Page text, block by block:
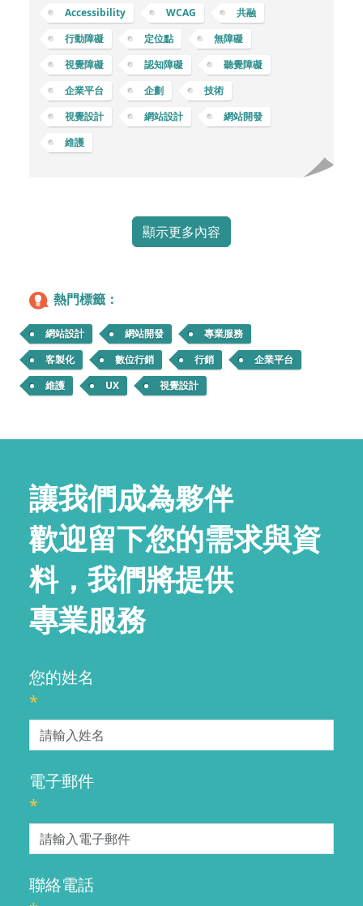
各種能力和需求，確保所有使用者都能夠獲得相
同的信息和功能，而不受到身體、技能或技術限
制的影響。 無障礙網站設計的一些特點和原則包
括： 可訪問性 (Accessibility)確保網站的所有內
容和功能都可以被各種使用者所訪問，包括殘障
人士、老年人、不同語言和文化背景的使用者
等。舉例像是提供清晰的文字描述給視障人士的
圖像，使用可以放大的字體和對比度高的顏
Accessibility WCAG
共融
行動障礙
定位點
無障礙
視覺障礙
認知障礙
聽覺障礙
企業平台
企劃
技術
視覺設計
網站設計
網站開發
維護
顯示更多內容
熱門標籤：
網站設計 網站開發
專業服務
客製化
數位行銷 行銷
企業平台
維護
UX 視覺設計
讓我們成為夥伴
歡迎留下您的需求與資
料，我們將提供
專業服務
您的姓名
*
電子郵件
*
聯絡電話